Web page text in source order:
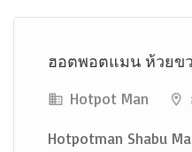
ฮอตพอตแมน ห้วยข
Hotpot Man
Hotpotman Shabu